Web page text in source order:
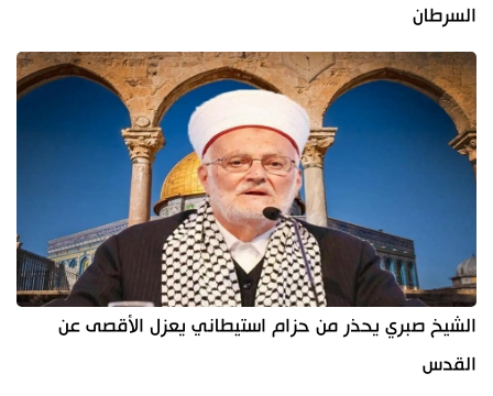
السرطان
الشيخ صبري يحذر من حزام استيطاني يعزل الأقصى عن
القدس